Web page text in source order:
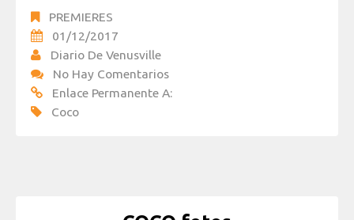
PREMIERES
01/12/2017
Diario De Venusville
No Hay Comentarios
Enlace Permanente A:
Coco